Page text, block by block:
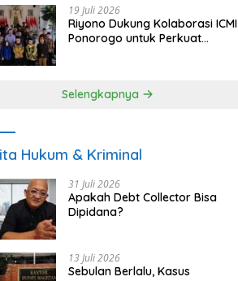
19 Juli 2026
Riyono Dukung Kolaborasi ICMI
Ponorogo untuk Perkuat
Selengkapnya
Hukum & Kriminal
31 Juli 2026
Apakah Debt Collector Bisa
Dipidana?
13 Juli 2026
Sebulan Berlalu, Kasus